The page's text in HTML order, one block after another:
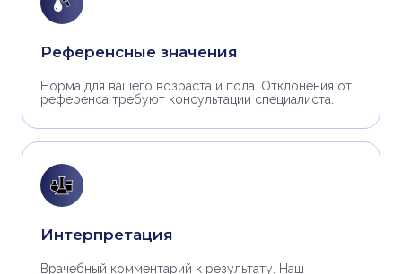
Референсные значения
Норма для вашего возраста и пола. Отклонения от
референса требуют консультации специалиста.
Интерпретация
Врачебный комментарий к результату. Наш